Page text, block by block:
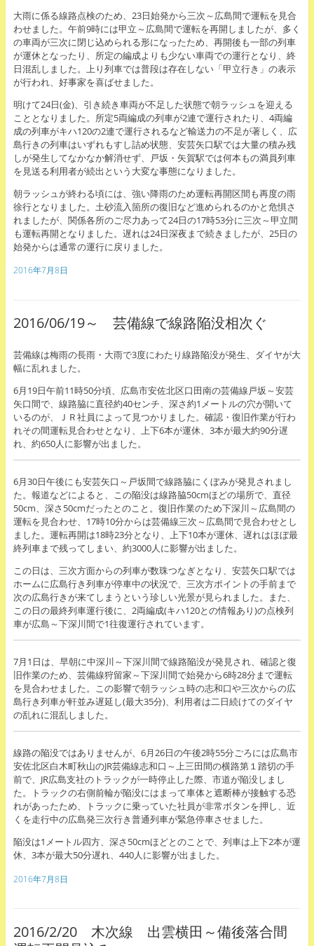
大雨に係る線路点検のため、23日始発から三次～広島間で運転を見合
わせました。午前9時には甲立～広島間で運転を再開しましたが、多く
の車両が三次に閉じ込められる形になったため、再開後も一部の列車
が運休となったり、所定の編成よりも少ない車両での運行となり、終
日混乱しました。上り列車では普段は存在しない「甲立行き」の表示
が行われ、好事家を喜ばせました。
明けて24日(金)、引き続き車両が不足した状態で朝ラッシュを迎える
こととなりました。所定5両編成の列車が2連で運行されたり、4両編
成の列車がキハ120の2連で運行されるなど輸送力の不足が著しく、広
島行きの列車はいずれもすし詰め状態、安芸矢口駅では大量の積み残
しが発生してなかなか解消せず、戸坂・矢賀駅では何本もの満員列車
を見送る利用者が続出という大変な事態になりました。
朝ラッシュが終わる頃には、強い降雨のため運転再開区間も再度の雨
徐行となりました。土砂流入箇所の復旧など進められるのかと危惧さ
れましたが、関係各所のご尽力あって24日の17時53分に三次～甲立間
も運転再開となりました。遅れは24日深夜まで続きましたが、25日の
始発からは通常の運行に戻りました。
2016年7月8日
2016/06/19～ 芸備線で線路陥没相次ぐ
芸備線は梅雨の長雨・大雨で3度にわたり線路陥没が発生、ダイヤが大
幅に乱れました。
6月19日午前11時50分頃、広島市安佐北区口田南の芸備線戸坂～安芸
矢口間で、線路脇に直径約40センチ、深さ約1メートルの穴が開いて
いるのが、ＪＲ社員によって見つかりました。確認・復旧作業が行わ
れその間運転見合わせとなり、上下6本が運休、3本が最大約90分遅
れ、約650人に影響が出ました。
6月30日午後にも安芸矢口～戸坂間で線路脇にくぼみが発見されまし
た。報道などによると、この陥没は線路脇50cmほどの場所で、直径
50cm、深さ50cmだったとのこと。復旧作業のため下深川～広島間の
運転を見合わせ、17時10分からは芸備線三次～広島間で見合わせとし
ました。運転再開は18時23分となり、上下10本が運休、遅れはほぼ最
終列車まで残ってしまい、約3000人に影響が出ました。
この日は、三次方面からの列車が数珠つなぎとなり、安芸矢口駅では
ホームに広島行き列車が停車中の状況で、三次方ポイントの手前まで
次の広島行きが来てしまうという珍しい光景が見られました。また、
この日の最終列車運行後に、2両編成(キハ120との情報あり)の点検列
車が広島～下深川間で1往復運行されています。
7月1日は、早朝に中深川～下深川間で線路陥没が発見され、確認と復
旧作業のため、芸備線狩留家～下深川間で始発から6時28分まで運転
を見合わせました。この影響で朝ラッシュ時の志和口や三次からの広
島行き列車が軒並み遅延し(最大35分)、利用者は二日続けてのダイヤ
の乱れに混乱しました。
線路の陥没ではありませんが、6月26日の午後2時55分ごろには広島市
安佐北区白木町秋山のJR芸備線志和口～上三田間の横路第１踏切の手
前で、JR広島支社のトラックが一時停止した際、市道が陥没しまし
た。トラックの右側前輪が陥没にはまって車体と遮断棒が接触する恐
れがあったため、トラックに乗っていた社員が非常ボタンを押し、近
くを走行中の広島発三次行き普通列車が緊急停車させました。
陥没は1メートル四方、深さ50cmほどとのことで、列車は上下2本が運
休、3本が最大50分遅れ、440人に影響が出ました。
2016年7月8日
2016/2/20 木次線 出雲横田～備後落合間